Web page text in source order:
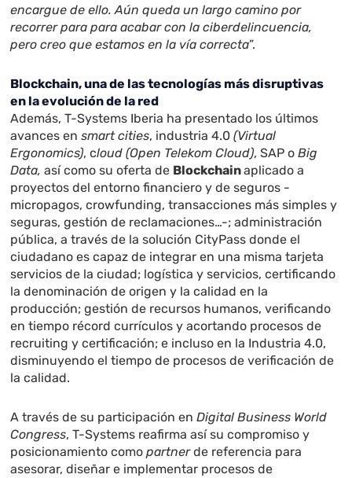
encargue de ello. Aún queda un largo camino por
recorrer para para acabar con la ciberdelincuencia,
pero creo que estamos en la vía correcta”.
Blockchain, una de las tecnologías más disruptivas
en la evolución de la red
Además, T-Systems Iberia ha presentado los últimos
avances ensmart cities, industria 4.0(Virtual
Ergonomics), cloud (Open Telekom Cloud), SAP oBig
Data,así como su oferta de Blockchainaplicado a
proyectos del entorno financiero y de seguros -
micropagos, crowfunding, transacciones más simples y
seguras, gestión de reclamaciones…-; administración
pública, a través de la solución CityPass donde el
ciudadano es capaz de integrar en una misma tarjeta
servicios de la ciudad; logística y servicios, certificando
la denominación de origen y la calidad en la
producción; gestión de recursos humanos, verificando
en tiempo récord currículos y acortando procesos de
recruiting y certificación; e incluso en la Industria 4.0,
disminuyendo el tiempo de procesos de verificación de
la calidad.
A través de su participación enDigital Business World
Congress, T-Systems reafirma así su compromiso y
posicionamiento comopartnerde referencia para
asesorar, diseñar e implementar procesos de